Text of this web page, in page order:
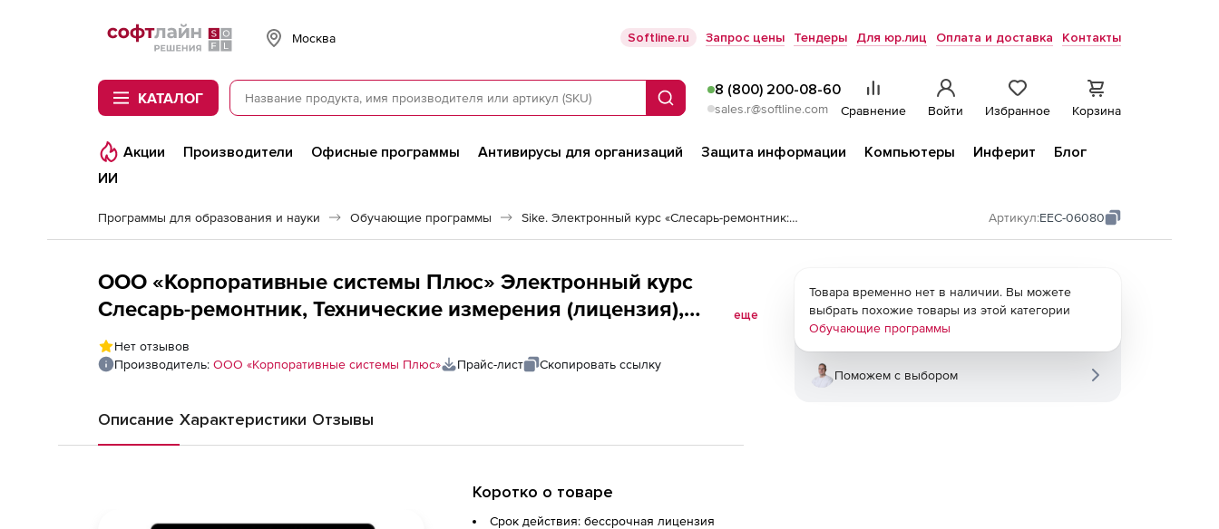
Softline
Москва Softline.ru Запрос цены Тендеры Для юр.лиц Оплата и доставка Контакты
КАТАЛОГ Поиск
8 (800) 200-08-60
sales.r@softline.com Сравнение Войти Избранное Корзина
Акции Производители Офисные программы Антивирусы для организаций Защита информации Компьютеры Инферит
Блог
ИИ
Программы для образования и науки Обучающие программы Sike. Электронный курс «Слесарь-ремонтник: технические измерения» Артикул:EEC-06080
ООО «Корпоративные системы Плюс» Электронный курс
Слесарь-ремонтник, Технические измерения (лицензия),
Сетевая версия
еще
Нет отзывов
Производитель: ООО «Корпоративные системы Плюс» Прайс-лист Скопировать ссылку
Описание Характеристики Отзывы
Коротко о товаре
Срок действия: бессрочная лицензия
Товара временно нет в наличии. Вы можете
выбрать похожие товары из этой категории
Обучающие программы
Поможем с выбором